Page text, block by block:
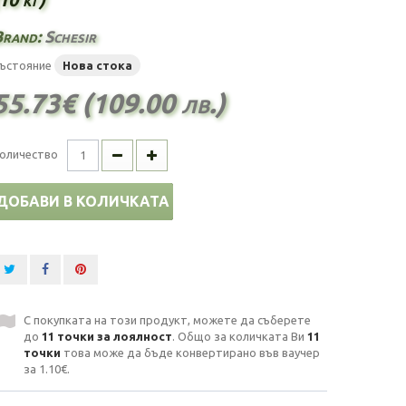
Schesir
Нова стока
(109.00 лв.)
В КОЛИЧКАТА
С покупката на този продукт, можете да съберете
до 11 точки за лоялност. Общо за количката Ви 11
точки това може да бъде конвертирано във ваучер
за 1.10€.